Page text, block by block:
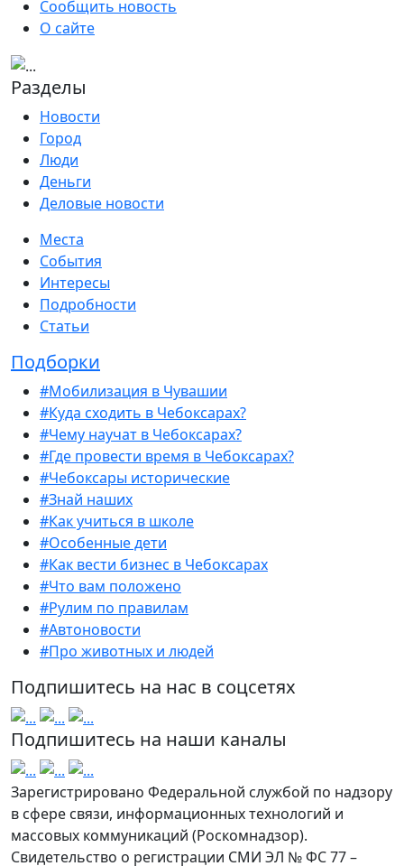
Сообщить новость
О сайте
Разделы
Новости
Город
Люди
Деньги
Деловые новости
Места
События
Интересы
Подробности
Статьи
Подборки
#Мобилизация в Чувашии
#Куда сходить в Чебоксарах?
#Чему научат в Чебоксарах?
#Где провести время в Чебоксарах?
#Чебоксары исторические
#Знай наших
#Как учиться в школе
#Особенные дети
#Как вести бизнес в Чебоксарах
#Что вам положено
#Рулим по правилам
#Автоновости
#Про животных и людей
Подпишитесь на нас в соцсетях
Подпишитесь на наши каналы
Зарегистрировано Федеральной службой по надзору
в сфере связи, информационных технологий и
массовых коммуникаций (Роскомнадзор).
Свидетельство о регистрации СМИ ЭЛ № ФС 77 –